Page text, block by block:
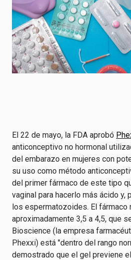
El 22 de mayo, la FDA aprobó
anticonceptivo no hormonal
del embarazo en mujeres con
su uso como método
del primer fármaco de este tipo
vaginal para hacerlo más ácido y,
los espermatozoides. El fármaco
aproximadamente 3,5 a 4,5, que
Bioscience (la empresa
Phexxi) está "dentro del rango
demostrado que el gel previene